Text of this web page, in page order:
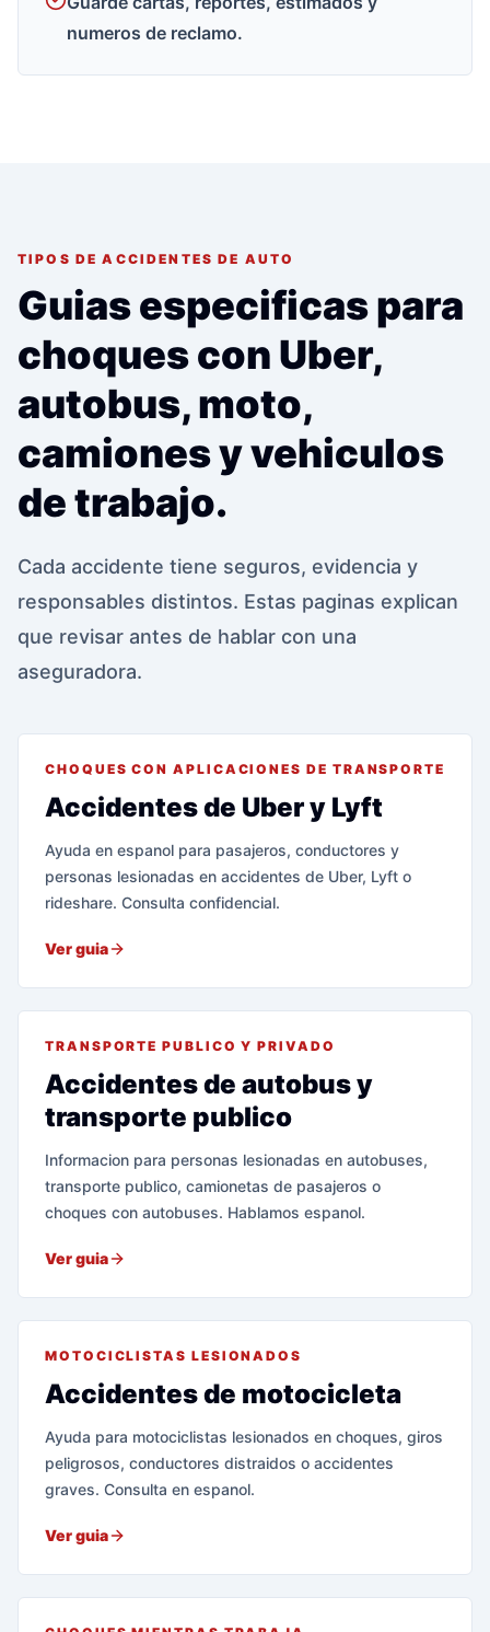
numeros de reclamo.
TIPOS DE ACCIDENTES DE AUTO
Guias especificas para
choques con Uber,
autobus, moto,
camiones y vehiculos
de trabajo.
Cada accidente tiene seguros, evidencia y
responsables distintos. Estas paginas explican
que revisar antes de hablar con una
aseguradora.
CHOQUES CON APLICACIONES DE TRANSPORTE
Accidentes de Uber y Lyft
Ayuda en espanol para pasajeros, conductores y
personas lesionadas en accidentes de Uber, Lyft o
rideshare. Consulta confidencial.
Ver guia
TRANSPORTE PUBLICO Y PRIVADO
Accidentes de autobus y
transporte publico
Informacion para personas lesionadas en autobuses,
transporte publico, camionetas de pasajeros o
choques con autobuses. Hablamos espanol.
Ver guia
MOTOCICLISTAS LESIONADOS
Accidentes de motocicleta
Ayuda para motociclistas lesionados en choques, giros
peligrosos, conductores distraidos o accidentes
graves. Consulta en espanol.
Ver guia